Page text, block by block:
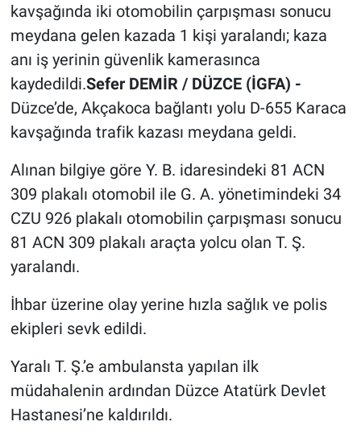
kavşağında iki otomobilin çarpışması sonucu
meydana gelen kazada 1 kişi yaralandı; kaza
anı iş yerinin güvenlik kamerasınca
kaydedildi.Sefer DEMİR / DÜZCE (İGFA) -
Düzce’de, Akçakoca bağlantı yolu D-655 Karaca
kavşağında trafik kazası meydana geldi.
Alınan bilgiye göre Y. B. idaresindeki 81 ACN
309 plakalı otomobil ile G. A. yönetimindeki 34
CZU 926 plakalı otomobilin çarpışması sonucu
81 ACN 309 plakalı araçta yolcu olan T. Ş.
yaralandı.
İhbar üzerine olay yerine hızla sağlık ve polis
ekipleri sevk edildi.
Yaralı T. Ş.’e ambulansta yapılan ilk
müdahalenin ardından Düzce Atatürk Devlet
Hastanesi’ne kaldırıldı.